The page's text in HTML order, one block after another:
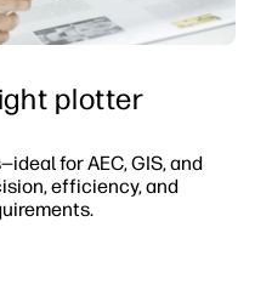
plotter
for AEC, GIS, and
efficiency, and